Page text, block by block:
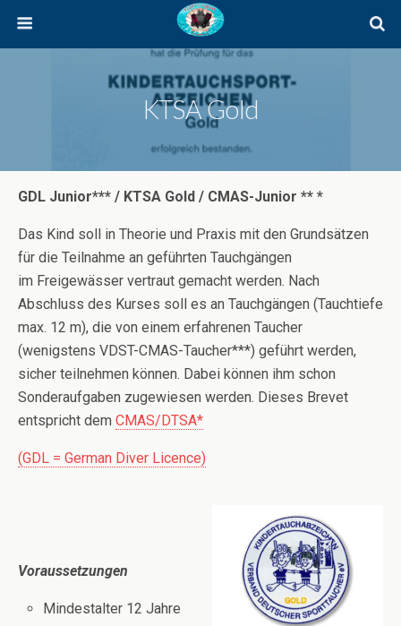
KTSA Gold
GDL Junior*** / KTSA Gold / CMAS-Junior ** *
Das Kind soll in Theorie und Praxis mit den Grundsätzen
für die Teilnahme an geführten Tauchgängen
im Freigewässer vertraut gemacht werden. Nach
Abschluss des Kurses soll es an Tauchgängen (Tauchtiefe
max. 12 m), die von einem erfahrenen Taucher
(wenigstens VDST-CMAS-Taucher***) geführt werden,
sicher teilnehmen können. Dabei können ihm schon
Sonderaufgaben zugewiesen werden. Dieses Brevet
entspricht dem CMAS/DTSA*
(GDL = German Diver Licence)
Voraussetzungen
Mindestalter 12 Jahre